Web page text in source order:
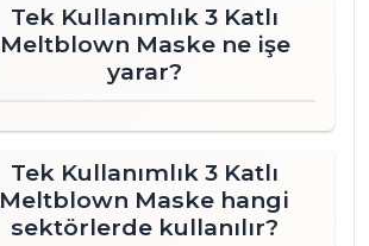
Tek Kullanımlık 3 Katlı
Meltblown Maske ne işe
yarar?
Tek Kullanımlık 3 Katlı
Meltblown Maske hangi
sektörlerde kullanılır?